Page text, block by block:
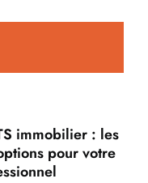
immobilier : les
pour votre